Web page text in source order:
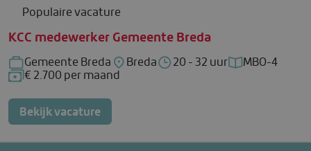
Populaire vacature
KCC medewerker Gemeente Breda
Bedrijf: Gemeente Breda
Gemeente BredaLocatie: Breda
BredaUren per week: 20 - 32 uur
20 - 32 uurFunctieniveau:
MBO-4
Salaris: € 2.700 per maand
€ 2.700 per maand
Bekijk vacature